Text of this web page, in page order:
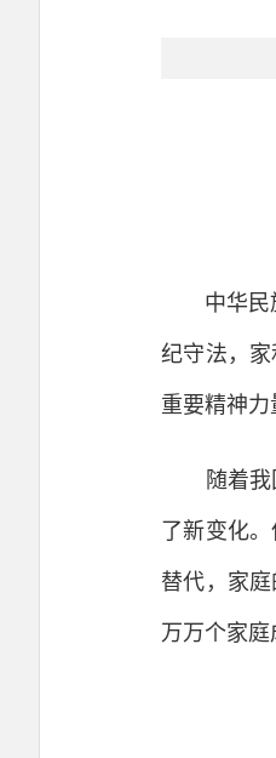
中华民族
纪守法，
重要精神力
随着我国
了新变化
替代，家
万万个家